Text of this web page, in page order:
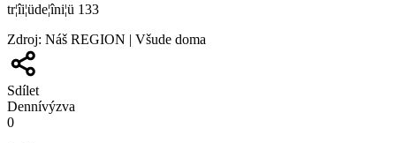
tr¦îi¦üde¦îni¦ü 133
Zdroj: Náš REGION | Všude doma
Sdílet
Dennívýzva
0